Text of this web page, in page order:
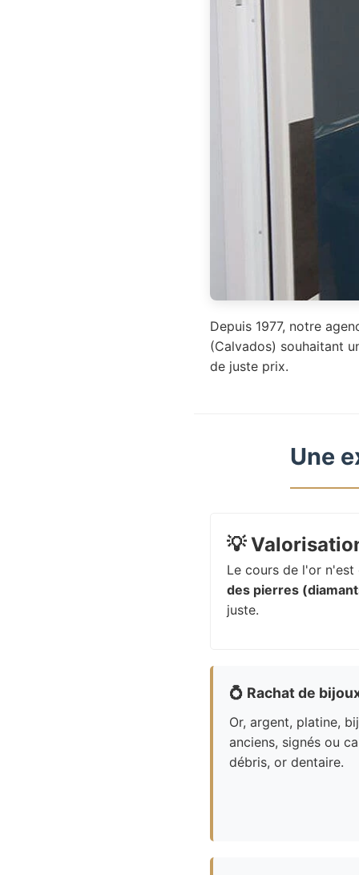
Depuis 1977, notre
(Calvados) souhaitant
de juste prix.
Une
💡
Le cours de l'or
des pierres
juste.
💍 Rachat de
Or, argent, platine,
anciens, signés ou
débris, or dentaire.